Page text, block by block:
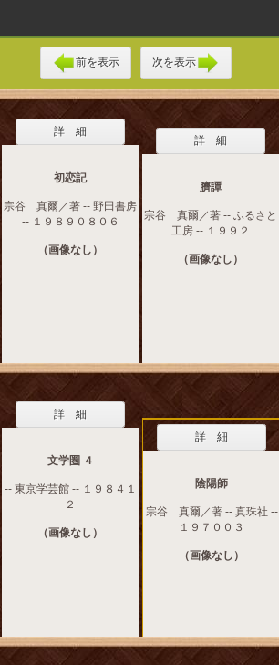
前を表示 次を表示
詳 細
初恋記
宗谷 真爾／著 -- 野田書房
-- １９８９０８０６
（画像なし）
詳 細
臍譚
宗谷 真爾／著 -- ふるさと
工房 -- １９９２
（画像なし）
詳 細
文学圏 ４
-- 東京学芸館 -- １９８４１
２
（画像なし）
詳 細
陰陽師
宗谷 真爾／著 -- 真珠社 --
１９７００３
（画像なし）